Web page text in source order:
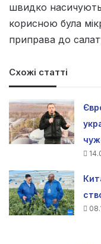
швидко
корисною була
приправа до
Схожі статті